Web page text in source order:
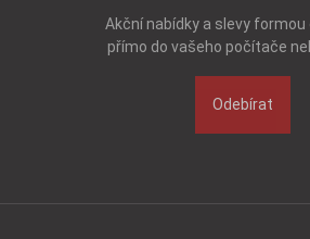
Akční nabídky a slevy formou
přímo do vašeho počítače
Odebírat